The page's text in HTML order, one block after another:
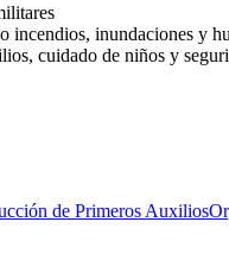
incendios, inundaciones y
cuidado de niños y
de Primeros Auxilios